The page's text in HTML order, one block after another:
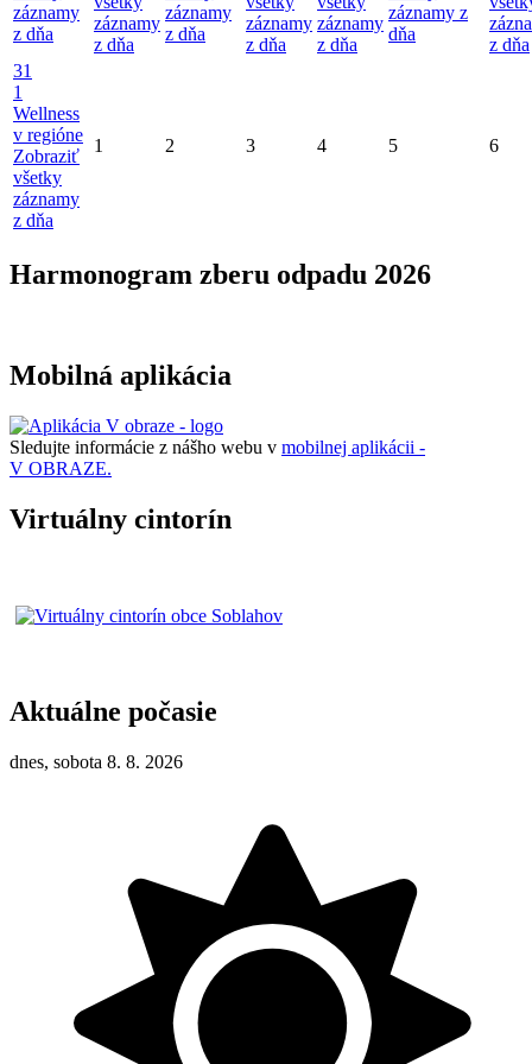
záznamy
z dňa
záznamy
z dňa
záznamy
z dňa
záznamy
z dňa
záznamy
z dňa
záznamy z
dňa
z dňa
31
1
Wellness
v regióne
Zobraziť
všetky
záznamy
z dňa
1 2 3 4 5 6
Harmonogram zberu odpadu 2026
Mobilná aplikácia
Sledujte informácie z nášho webu v mobilnej aplikácii -
V OBRAZE.
Virtuálny cintorín
Aktuálne počasie
dnes, sobota 8. 8. 2026